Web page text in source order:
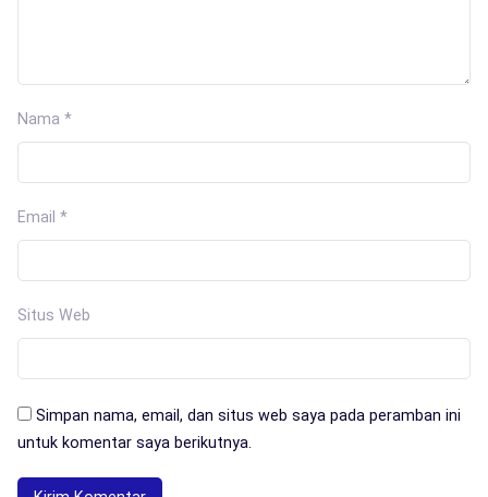
Nama *
Email *
Situs Web
Simpan nama, email, dan situs web saya pada peramban ini
untuk komentar saya berikutnya.